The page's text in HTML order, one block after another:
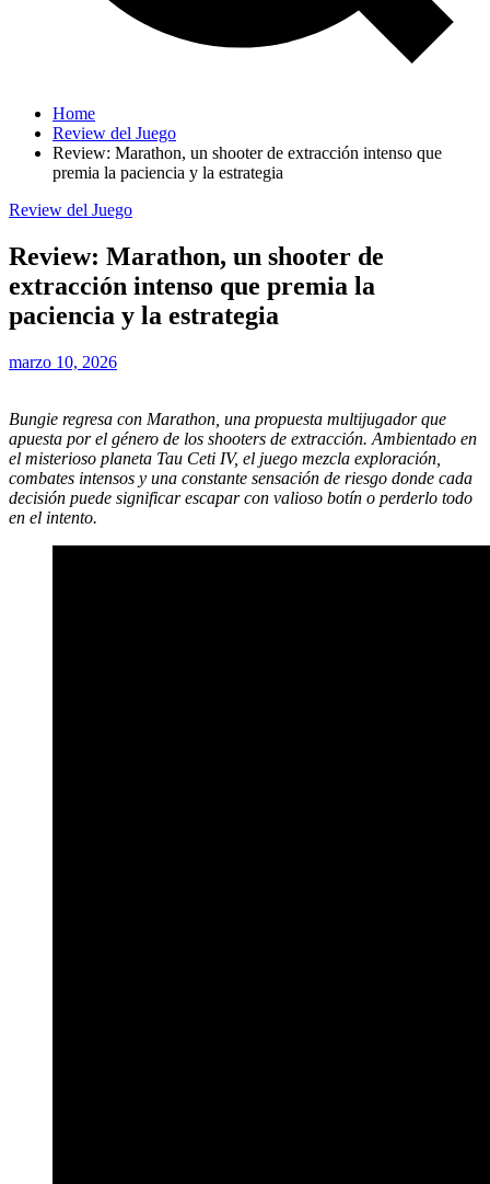
Home
Review del Juego
Review: Marathon, un shooter de extracción intenso que
premia la paciencia y la estrategia
Review del Juego
Review: Marathon, un shooter de
extracción intenso que premia la
paciencia y la estrategia
marzo 10, 2026
Bungie regresa con Marathon, una propuesta multijugador que
apuesta por el género de los shooters de extracción. Ambientado en
el misterioso planeta Tau Ceti IV, el juego mezcla exploración,
combates intensos y una constante sensación de riesgo donde cada
decisión puede significar escapar con valioso botín o perderlo todo
en el intento.